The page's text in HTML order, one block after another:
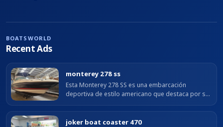
BOATSWORLD
Recent Ads
monterey 278 ss
Esta Monterey 278 SS es una embarcación
deportiva de estilo americano que destaca por su
excelente comportamiento en...
joker boat coaster 470